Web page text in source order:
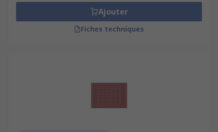
Ajouter
Fiches techniques